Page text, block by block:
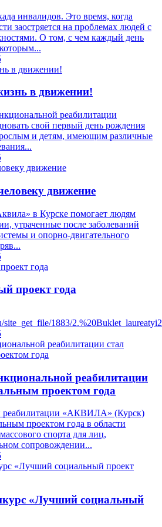
инвалидов. Это время, когда
заостряется на проблемах людей с
О том, с чем каждый день
в движении!
реабилитации
свой первый день рождения
и детям, имеющим различные
движение
в Курске помогает людям
утраченные после заболеваний
и опорно-двигательного
проект года
1883/
реабилитации
проектом года
реабилитации «АКВИЛА» (Курск)
проектом года в области
спорта для лиц,
сопровождении...
«Лучший социальный